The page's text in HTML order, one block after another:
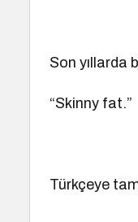
Son yıllarda
“Skinny fat.”
Türkçeye